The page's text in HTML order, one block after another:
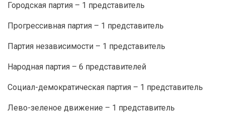
Городская партия – 1 представитель
Прогрессивная партия – 1 представитель
Партия независимости – 1 представитель
Народная партия – 6 представителей
Социал-демократическая партия – 1 представитель
Лево-зеленое движение – 1 представитель